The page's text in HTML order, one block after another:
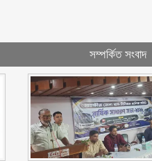
সম্পর্কিত সংবাদ